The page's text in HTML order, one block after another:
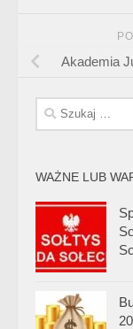
Akademia
Szukaj:
WAŻNE LUB